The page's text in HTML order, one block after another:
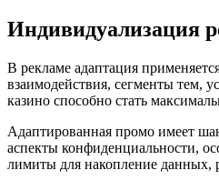
Индивидуализация
В рекламе адаптация
взаимодействия, сегменты тем,
казино способно стать
Адаптированная промо имеет
аспекты конфиденциальности,
лимиты для накопление данных,